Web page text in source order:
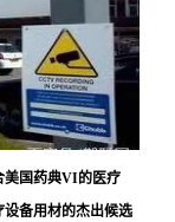
美国药典VI的医疗
设备用材的杰出候选